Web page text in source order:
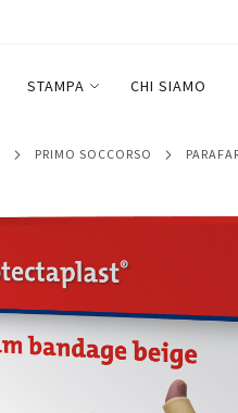
STAMPA CHI SIAMO
PRIMO SOCCORSO